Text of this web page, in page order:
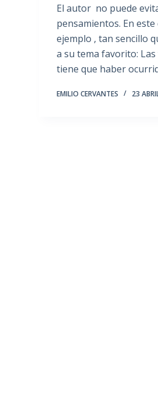
El autor no puede
pensamientos. En
ejemplo , tan sencillo
a su tema favorito:
tiene que haber
EMILIO CERVANTES 23